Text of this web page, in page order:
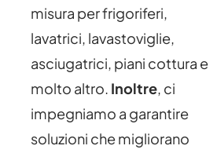
misura per frigoriferi,
lavatrici, lavastoviglie,
asciugatrici, piani cottura e
molto altro. Inoltre , ci
impegniamo a garantire
soluzioni che migliorano